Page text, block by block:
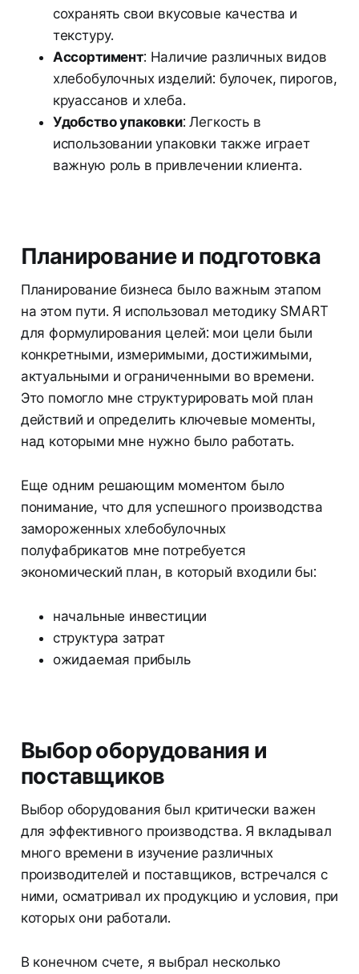
сохранять свои вкусовые качества и
текстуру.
Ассортимент: Наличие различных видов
хлебобулочных изделий: булочек, пирогов,
круассанов и хлеба.
Удобство упаковки: Легкость в
использовании упаковки также играет
важную роль в привлечении клиента.
Планирование и подготовка
Планирование бизнеса было важным этапом
на этом пути. Я использовал методику SMART
для формулирования целей: мои цели были
конкретными, измеримыми, достижимыми,
актуальными и ограниченными во времени.
Это помогло мне структурировать мой план
действий и определить ключевые моменты,
над которыми мне нужно было работать.
Еще одним решающим моментом было
понимание, что для успешного производства
замороженных хлебобулочных
полуфабрикатов мне потребуется
экономический план, в который входили бы:
начальные инвестиции
структура затрат
ожидаемая прибыль
Выбор оборудования и
поставщиков
Выбор оборудования был критически важен
для эффективного производства. Я вкладывал
много времени в изучение различных
производителей и поставщиков, встречался с
ними, осматривал их продукцию и условия, при
которых они работали.
В конечном счете, я выбрал несколько